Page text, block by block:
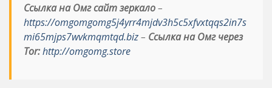
Ссылка на Омг сайт зеркало–
https://omgomgomg5j4yrr4mjdv3h5c5xfvxtqqs2in7s
mi65mjps7wvkmqmtqd.biz– Ссылка на Омг через
Tor:http://omgomg.store